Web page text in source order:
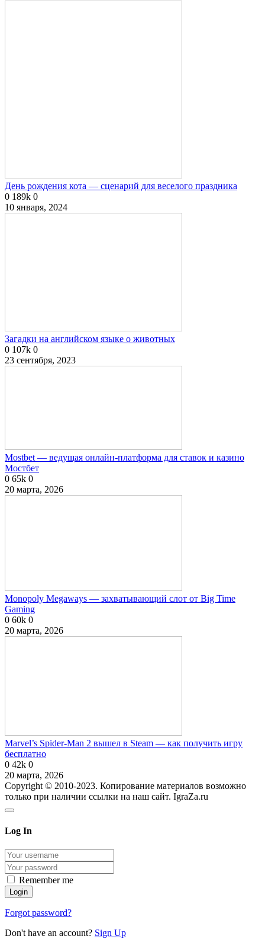
День рождения кота — сценарий для веселого праздника
0 189k 0
10 января, 2024
Загадки на английском языке о животных
0 107k 0
23 сентября, 2023
Mostbet — ведущая онлайн-платформа для ставок и казино
Мостбет
0 65k 0
20 марта, 2026
Monopoly Megaways — захватывающий слот от Big Time
Gaming
0 60k 0
20 марта, 2026
Marvel’s Spider-Man 2 вышел в Steam — как получить игру
бесплатно
0 42k 0
20 марта, 2026
Copyright © 2010-2023. Копирование материалов возможно
только при наличии ссылки на наш сайт. IgraZa.ru
Log In
Remember me
Forgot password?
Don't have an account? Sign Up